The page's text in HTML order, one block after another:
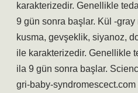
karakterizedir. Genellikle
9 gün sonra başlar. Kül -
kusma, gevşeklik, siyanoz,
ile karakterizedir. Genellikle
ila 9 gün sonra başlar.
gri-baby-